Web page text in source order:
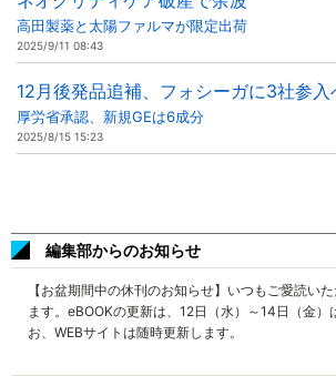
高田製薬と太陽ファルマが限定出荷
2025/9/11 08:43
12月後発品追補、フォシーガに3社参入
厚労省承認、新規GEは6成分
2025/8/15 15:23
編集部からのお知らせ
【お盆期間中の休刊のお知らせ】いつもご愛読い
ます。eBOOKの更新は、12日（水）～14日（金）
お、WEBサイトは随時更新します。